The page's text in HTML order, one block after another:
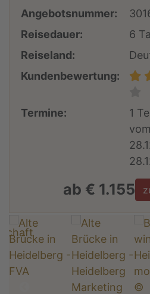
Angebotsnummer:
Reisedauer:
6
Reiseland:
Kundenbewertung:
Termine:
1
vom
ab € 1.155